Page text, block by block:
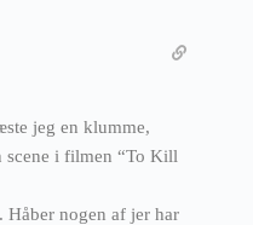
jeg en klumme,
scene i filmen “To Kill
Håber nogen af jer har